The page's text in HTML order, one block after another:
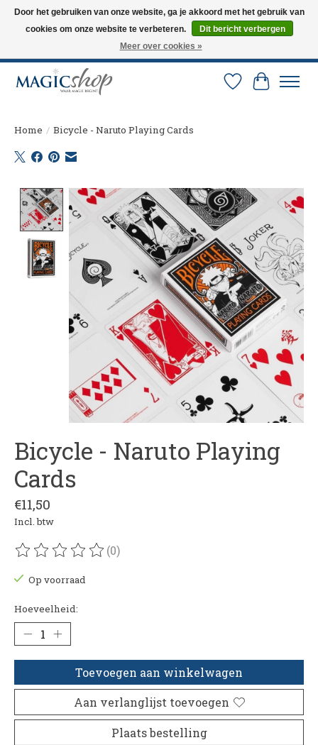
Altijd de nieuwste trucs op voorraad. Snelle verzending via PostNL en DHL.
Langskomen in onze winkel? Bel of mail om een afspraak te maken. 0251-
Verlanglijst
Home / Bicycle - Naruto Playing Cards
Product image slideshow Items
Bicycle - Naruto Playing
Cards
€11,50
Incl. btw
De beoordeling van dit product is
(0)
Op voorraad
Hoeveelheid:
Toevoegen aan winkelwagen
Aan verlanglijst toevoegen
Plaats bestelling
Door het gebruiken van onze website, ga je akkoord met het gebruik van
cookies om onze website te verbeteren.
Dit bericht verbergen
Meer over cookies »